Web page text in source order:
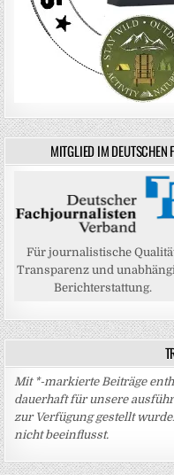
MITGLIED IM DEUTSCHEN
Für journalistische
Transparenz und
Berichterstattung.
Mit *-markierte Beiträge
dauerhaft für unsere
zur Verfügung gestellt
nicht beeinflusst.